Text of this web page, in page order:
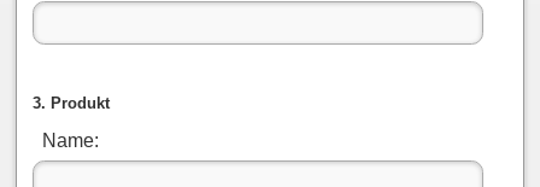
3. Produkt
Name: